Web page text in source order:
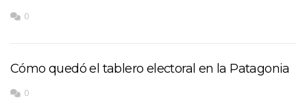
0
Cómo quedó el tablero electoral en la Patagonia
0